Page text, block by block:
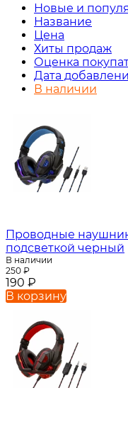
Новые и
Название
Цена
Хиты продаж
Оценка
Дата
В наличии
Проводные
подсветкой черный
В наличии
250 ₽
190 ₽
В корзину